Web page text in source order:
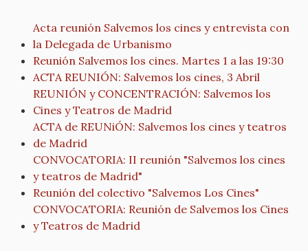
Acta reunión Salvemos los cines y entrevista con
la Delegada de Urbanismo
Reunión Salvemos los cines. Martes 1 a las 19:30
ACTA REUNIÓN: Salvemos los cines, 3 Abril
REUNIÓN y CONCENTRACIÓN: Salvemos los
Cines y Teatros de Madrid
ACTA de REUNiÓN: Salvemos los cines y teatros
de Madrid
CONVOCATORIA: II reunión "Salvemos los cines
y teatros de Madrid"
Reunión del colectivo "Salvemos Los Cines"
CONVOCATORIA: Reunión de Salvemos los Cines
y Teatros de Madrid